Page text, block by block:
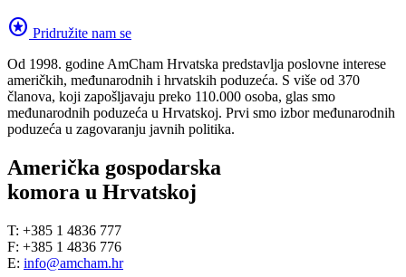
stars Pridružite nam se
Od 1998. godine AmCham Hrvatska predstavlja poslovne interese
američkih, međunarodnih i hrvatskih poduzeća. S više od 370
članova, koji zapošljavaju preko 110.000 osoba, glas smo
međunarodnih poduzeća u Hrvatskoj. Prvi smo izbor međunarodnih
poduzeća u zagovaranju javnih politika.
Američka gospodarska
komora u Hrvatskoj
T: +385 1 4836 777
F: +385 1 4836 776
E: info@amcham.hr